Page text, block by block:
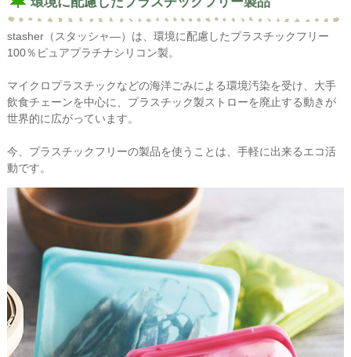
stasher（スタッシャ―）は、環境に配慮したプラスチックフリー
100％ピュアプラチナシリコン製。
マイクロプラスチックなどの海洋ごみによる環境汚染を受け、大手
飲食チェーンを中心に、プラスチック製ストローを廃止する動きが
世界的に広がっています。
今、プラスチックフリーの製品を使うことは、手軽に出来るエコ活
動です。